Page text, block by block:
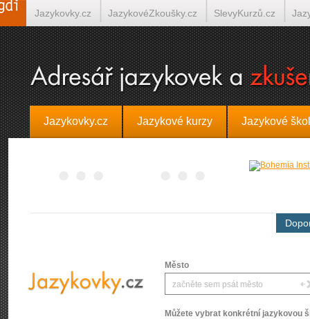
Jazykovky.cz Jazykové kurzy Jazykové
Město
Můžete vybrat konkrétní jazykovou
Jazykovky.cz JazykovéZkoušky.cz SlevyKurzů.cz
Španělština on-line Italština on-line Tlumočení-